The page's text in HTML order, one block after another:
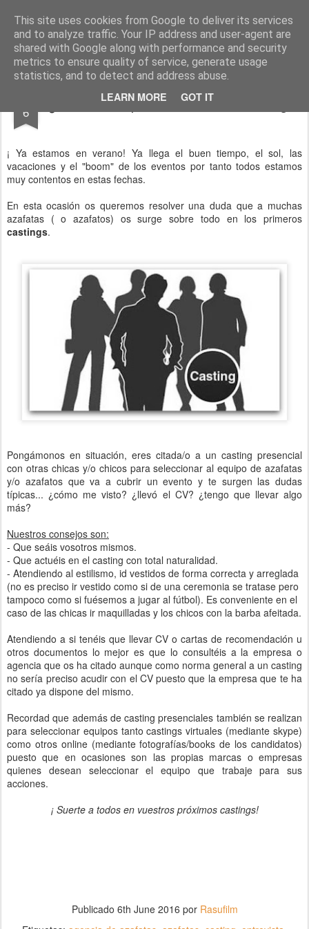
This site uses cookies from Google to deliver its services
and to analyze traffic. Your IP address and user-agent are
shared with Google along with performance and security
metrics to ensure quality of service, generate usage
statistics, and to detect and address abuse.
LEARN MORE GOT IT
Blog Rasufilm
Pages
6 ¿Cómo debo presentarme a un casting?
¡ Ya estamos en verano! Ya llega el buen tiempo, el sol, las
vacaciones y el "boom" de los eventos por tanto todos estamos
muy contentos en estas fechas.
En esta ocasión os queremos resolver una duda que a muchas
azafatas ( o azafatos) os surge sobre todo en los primeros
castings.
Pongámonos en situación, eres citada/o a un casting presencial
con otras chicas y/o chicos para seleccionar al equipo de azafatas
y/o azafatos que va a cubrir un evento y te surgen las dudas
típicas... ¿cómo me visto? ¿llevó el CV? ¿tengo que llevar algo
más?
Nuestros consejos son:
- Que seáis vosotros mismos.
- Que actuéis en el casting con total naturalidad.
- Atendiendo al estilismo, id vestidos de forma correcta y arreglada
(no es preciso ir vestido como si de una ceremonia se tratase pero
tampoco como si fuésemos a jugar al fútbol). Es conveniente en el
caso de las chicas ir maquilladas y los chicos con la barba afeitada.
Atendiendo a si tenéis que llevar CV o cartas de recomendación u
otros documentos lo mejor es que lo consultéis a la empresa o
agencia que os ha citado aunque como norma general a un casting
no sería preciso acudir con el CV puesto que la empresa que te ha
citado ya dispone del mismo.
Recordad que además de casting presenciales también se realizan
para seleccionar equipos tanto castings virtuales (mediante skype)
como otros online (mediante fotografías/books de los candidatos)
puesto que en ocasiones son las propias marcas o empresas
quienes desean seleccionar el equipo que trabaje para sus
acciones.
¡ Suerte a todos en vuestros próximos castings!
Publicado 6th June 2016 por Rasufilm